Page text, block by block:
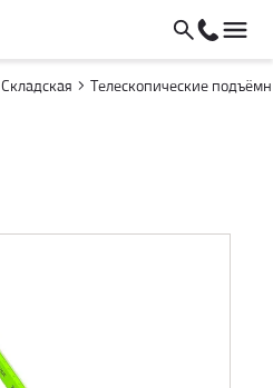
Складская Телескопические